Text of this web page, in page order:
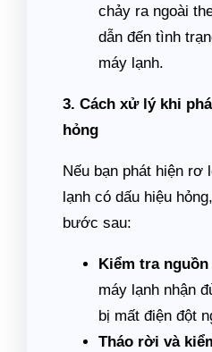
chảy ra ngoài
dẫn đến tình
máy lạnh.
3. Cách xử lý khi
hỏng
Nếu bạn phát hiện rơ
lạnh có dấu hiệu
bước sau:
Kiểm tra nguồn
máy lạnh nhận
bị mất điện đột
Tháo rời và